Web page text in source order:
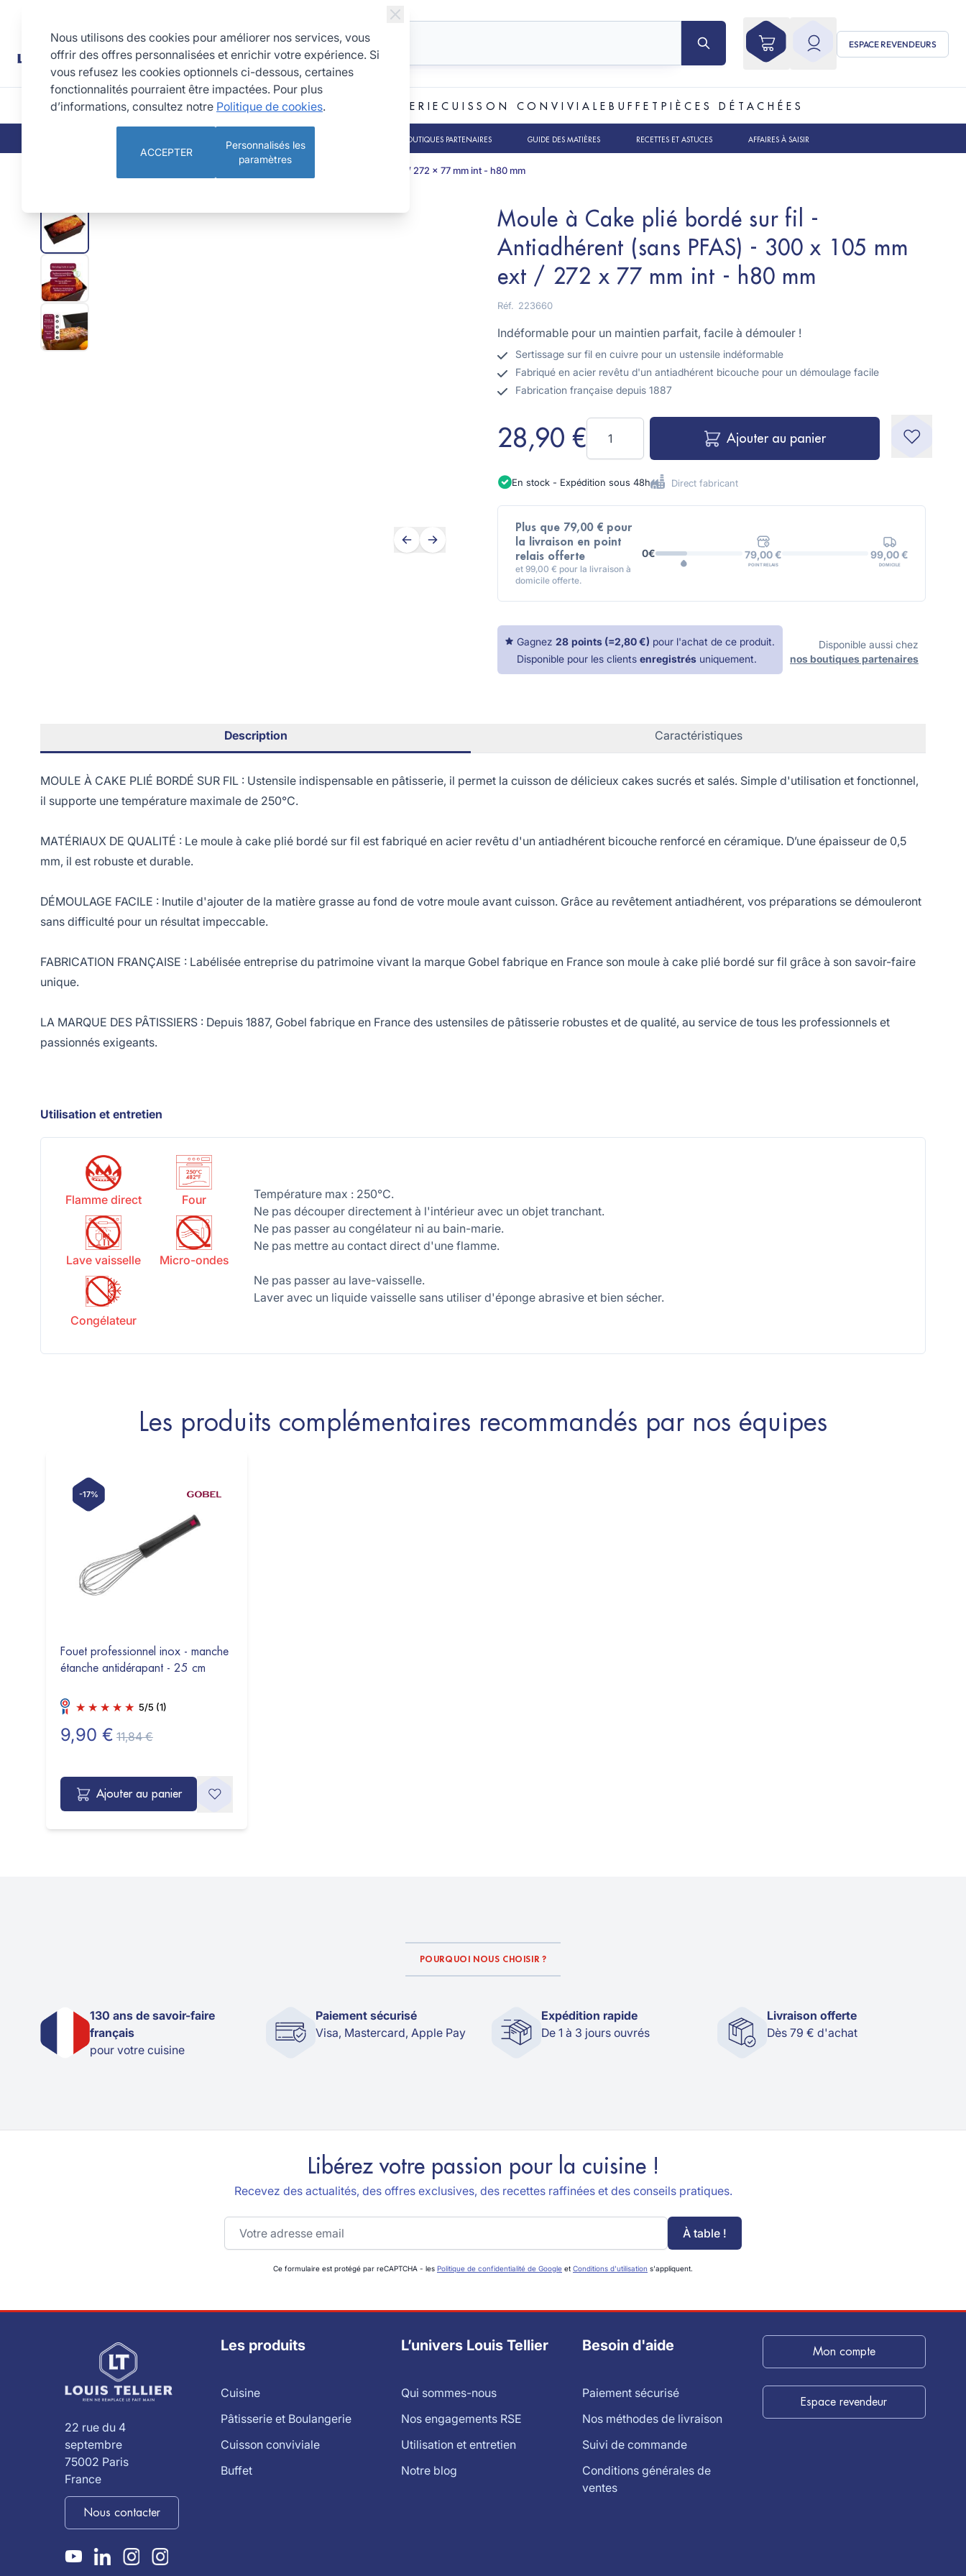
ESPACE REVENDEURS
CUISINEPÂTISSERIE ET BOULANGERIECUISSON CONVIVIALE BUFFET PIÈCES DÉTACHÉES
NOS ENGAGEMENTS RSE NOS BOUTIQUES PARTENAIRES GUIDE DES MATIÈRES RECETTES ET ASTUCES AFFAIRES À SAISIR
Moule à Cake plié bordé sur fil - Antiadhérent (sans PFAS) - 300 x 105 mm ext / 272 x 77 mm int - h80 mm
Moule à Cake plié bordé sur fil -
Antiadhérent (sans PFAS) - 300 x 105 mm
ext / 272 x 77 mm int - h80 mm
Réf. 223660
Indéformable pour un maintien parfait, facile à démouler !
Sertissage sur fil en cuivre pour un ustensile indéformable
Fabriqué en acier revêtu d'un antiadhérent bicouche pour un démoulage facile
Fabrication française depuis 1887
28,90 €Quantité
Ajouter au panier
En stock - Expédition sous 48h Direct fabricant
Plus que 79,00 € pour
la livraison en point
relais offerte
et 99,00 € pour la livraison à
domicile offerte.
0€ 79,00 €
POINT RELAIS
99,00 €
DOMICILE
Gagnez 28 points (=2,80 €) pour l'achat de ce produit.
Disponible pour les clients enregistrés uniquement.
Disponible aussi chez
nos boutiques partenaires
Description Caractéristiques
MOULE À CAKE PLIÉ BORDÉ SUR FIL : Ustensile indispensable en pâtisserie, il permet la cuisson de délicieux cakes sucrés et salés. Simple d'utilisation et fonctionnel,
il supporte une température maximale de 250°C.
MATÉRIAUX DE QUALITÉ : Le moule à cake plié bordé sur fil est fabriqué en acier revêtu d'un antiadhérent bicouche renforcé en céramique. D’une épaisseur de 0,5
mm, il est robuste et durable.
DÉMOULAGE FACILE : Inutile d'ajouter de la matière grasse au fond de votre moule avant cuisson. Grâce au revêtement antiadhérent, vos préparations se démouleront
sans difficulté pour un résultat impeccable.
FABRICATION FRANÇAISE : Labélisée entreprise du patrimoine vivant la marque Gobel fabrique en France son moule à cake plié bordé sur fil grâce à son savoir-faire
unique.
LA MARQUE DES PÂTISSIERS : Depuis 1887, Gobel fabrique en France des ustensiles de pâtisserie robustes et de qualité, au service de tous les professionnels et
passionnés exigeants.
Utilisation et entretien
Flamme direct Four
Lave vaisselle Micro-ondes
Congélateur
Température max : 250°C.
Ne pas découper directement à l'intérieur avec un objet tranchant.
Ne pas passer au congélateur ni au bain-marie.
Ne pas mettre au contact direct d'une flamme.
Ne pas passer au lave-vaisselle.
Laver avec un liquide vaisselle sans utiliser d'éponge abrasive et bien sécher.
Les produits complémentaires recommandés par nos équipes
-17%
Fouet professionnel inox - manche
étanche antidérapant - 25 cm
5/5 (1)
9,90 € 11,84 €
Ajouter au panier
POURQUOI NOUS CHOISIR ?
130 ans de savoir-faire
français
pour votre cuisine
Paiement sécurisé
Visa, Mastercard, Apple Pay
Expédition rapide
De 1 à 3 jours ouvrés
Livraison offerte
Dès 79 € d'achat
Libérez votre passion pour la cuisine !
Recevez des actualités, des offres exclusives, des recettes raffinées et des conseils pratiques.
Adresse email
À table !
Ce formulaire est protégé par reCAPTCHA - les Politique de confidentialité de Google et Conditions d'utilisation s'appliquent.
22 rue du 4
septembre
75002 Paris
France
Nous contacter
Les produits
Cuisine
Pâtisserie et Boulangerie
Cuisson conviviale
Buffet
L’univers Louis Tellier
Qui sommes-nous
Nos engagements RSE
Utilisation et entretien
Notre blog
Besoin d'aide
Paiement sécurisé
Nos méthodes de livraison
Suivi de commande
Conditions générales de
ventes
Mon compte
Espace revendeur
Nous utilisons des cookies pour améliorer nos services, vous
offrir des offres personnalisées et enrichir votre expérience. Si
vous refusez les cookies optionnels ci-dessous, certaines
fonctionnalités pourraient être impactées. Pour plus
d’informations, consultez notre Politique de cookies.
ACCEPTER
Personnalisés les
paramètres